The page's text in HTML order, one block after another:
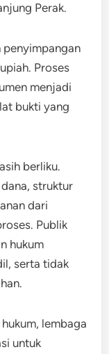
Perak.
Proses
menjadi
bukti yang
berliku.
struktur
dari
Publik
hukum
serta tidak
lembaga
untuk